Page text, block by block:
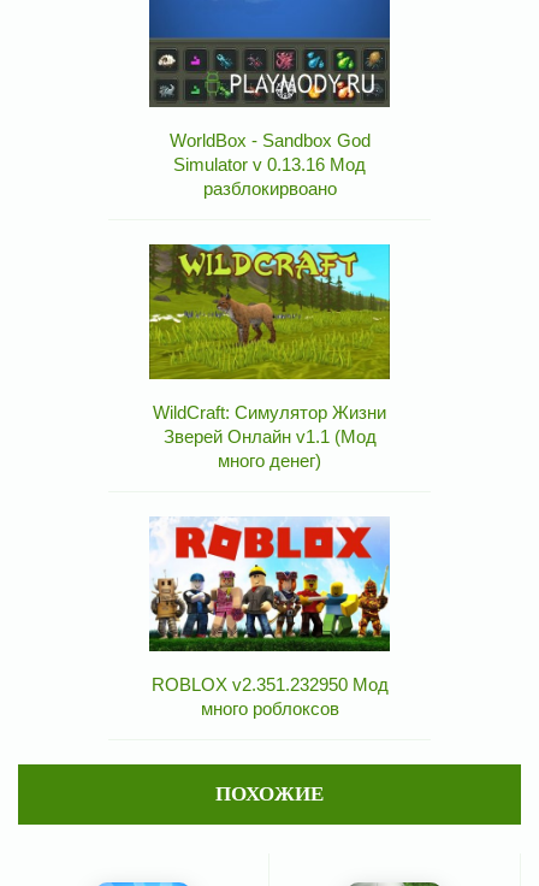
WorldBox - Sandbox God
Simulator v 0.13.16 Мод
разблокирвоано
WildCraft: Симулятор Жизни
Зверей Онлайн v1.1 (Мод
много денег)
ROBLOX v2.351.232950 Мод
много роблоксов
ПОХОЖИЕ